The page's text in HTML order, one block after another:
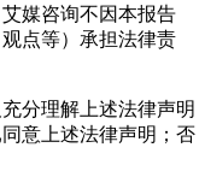
媒咨询不因本报告
点等）承担法律责
分理解上述法律声明
意上述法律声明；否